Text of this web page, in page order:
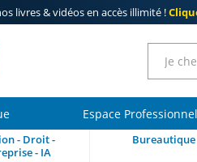
livres & vidéos en accès illimité !
Espace
- Droit -
- IA
Bureautique